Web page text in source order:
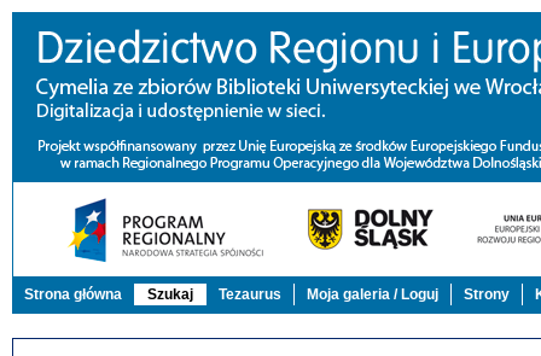
Strona główna Szukaj Tezaurus Moja galeria / Loguj Strony